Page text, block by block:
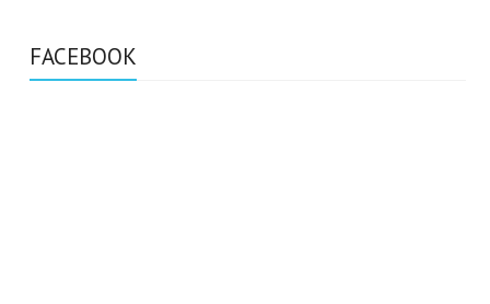
FACEBOOK